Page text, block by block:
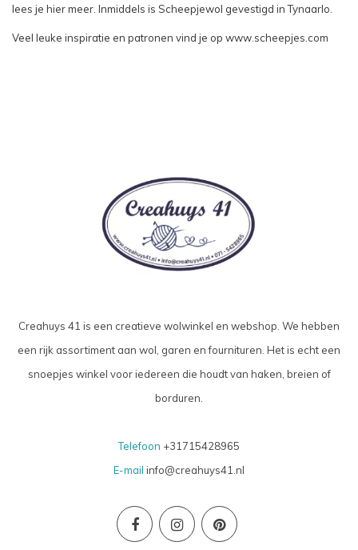
lees je hiermeer. Inmiddels is Scheepjewol gevestigd in Tynaarlo.
Veel leuke inspiratie en patronen vind je op www.scheepjes.com
Creahuys 41 is een creatieve wolwinkel en webshop. We hebben
een rijk assortiment aan wol, garen en fournituren. Het is echt een
snoepjes winkel voor iedereen die houdt van haken, breien of
borduren.
Telefoon +31715428965
E-mail info@creahuys41.nl